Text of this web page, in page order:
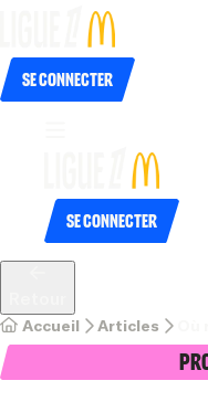
Se connecter
Se connecter
Accueil Articles